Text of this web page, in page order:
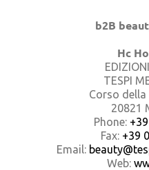
b2B
Hc
TESPI
Corso della
20821
Phone:
Fax: +39
Email:
Web: